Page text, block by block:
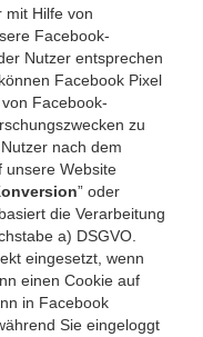
mit Hilfe von
Facebook-
Nutzer entsprechen
Facebook Pixel
Facebook-
zu
nach dem
unsere Website
” oder
die Verarbeitung
a) DSGVO.
eingesetzt, wenn
einen Cookie auf
in Facebook
Sie eingeloggt